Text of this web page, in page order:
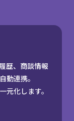
歴、商談情報
連携。
元化します。